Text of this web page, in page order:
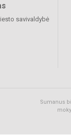
savivaldybė
Sumanus